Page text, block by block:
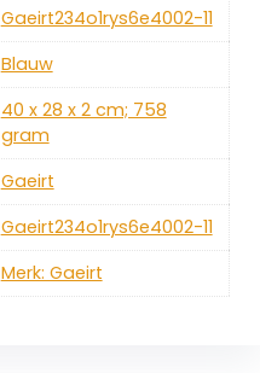
‎Gaeirt234o1rys6e4002-11
‎Blauw
‎40 x 28 x 2 cm; 758
gram
‎Gaeirt
‎Gaeirt234o1rys6e4002-11
Merk: Gaeirt